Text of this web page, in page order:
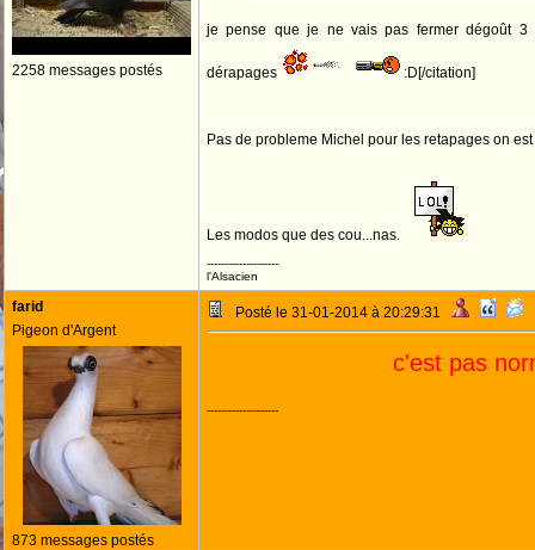
2258 messages postés
je pense que je ne vais pas fermer dégoût 3
dérapages :D[/citation]
Pas de probleme Michel pour les retapages on
Les modos que des cou...nas.
--------------------
l'Alsacien
farid
Pigeon d'Argent
873 messages postés
Posté le 31-01-2014 à 20:29:31
--------------------